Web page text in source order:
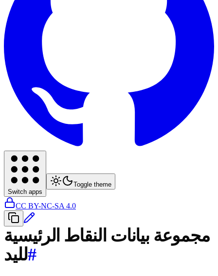
Switch apps
Toggle theme
CC BY-NC-SA 4.0
مجموعة بيانات النقاط الرئيسية
لليد#